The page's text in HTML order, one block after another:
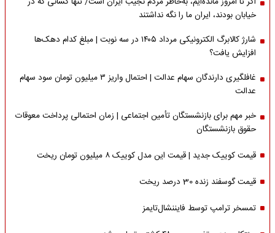
خیابان بودند، ایران ما را نگه نداشتند
شارژ کالابرگ الکترونیکی مرداد ۱۴۰۵ در سه نوبت | مبلغ کدام دهک‌ها
افزایش یافت؟
غافلگیری دارندگان سهام عدالت | احتمال واریز ۳ میلیون تومان سود سهام
عدالت
خبر مهم برای بازنشستگان تأمین اجتماعی | زمان احتمالی پرداخت معوقات
حقوق بازنشستگان
قیمت کوییک جدید | قیمت این مدل کوییک ۸ میلیون تومان ریخت
قیمت گوسفند زنده 30 درصد ریخت
تمسخر ترامپ توسط فایننشال‌تایمز